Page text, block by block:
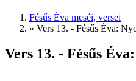
Fésűs Éva meséi, versei
» Vers 13. - Fésűs Éva:
Vers 13. - Fésűs